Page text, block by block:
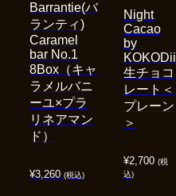
¥3,260 (税込)
Barrantie(バ
ランティ)
Caramel
bar No.1
8Box（キャ
ラメルバニ
ーユ×プラ
リネアマン
ド）
¥2,700 (税
込)
Night
Cacao
by
KOKODii
生チョコ
レート＜
プレーン
＞